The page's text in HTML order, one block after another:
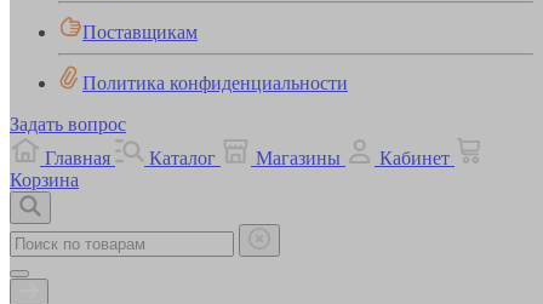
Поставщикам
Политика конфиденциальности
Задать вопрос
Главная
Каталог Магазины
Кабинет
Корзина